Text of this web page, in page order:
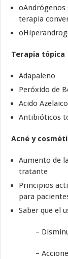
oAndrógenos
terapia
Terapia tópica
Adapaleno
Peróxido de
Acido Azelaico
Antibióticos
Acné y
Aumento de
tratante
Principios
para
Saber que el
– Disminuir
– Acciones